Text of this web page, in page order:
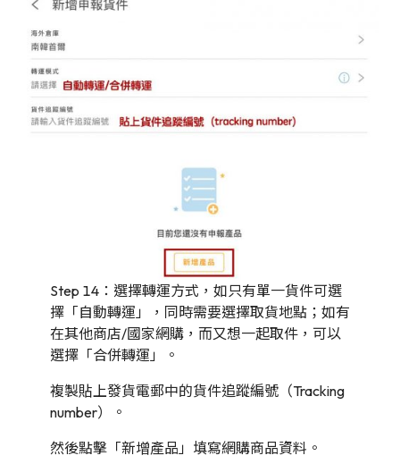
Step 14：選擇轉運方式，如只有單一貨件可選
擇「自動轉運」，同時需要選擇取貨地點；如有
在其他商店/國家網購，而又想一起取件，可以
選擇「合併轉運」。
複製貼上發貨電郵中的貨件追蹤編號（Tracking
number）。
然後點擊「新增產品」填寫網購商品資料。